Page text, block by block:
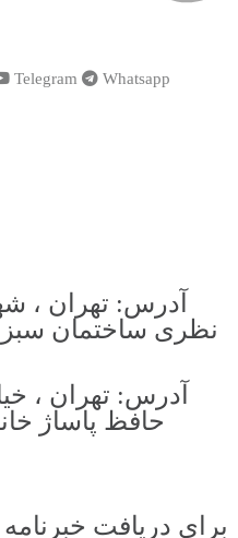
Telegram Whatsapp
آدرس: تهران ،
آدرس: تهران ،
حافظ پاساژ
دریافت خبرنامه